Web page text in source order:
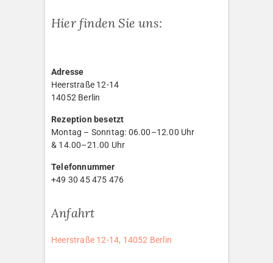
Hier finden Sie uns:
Adresse
Heerstraße 12-14
14052 Berlin
Rezeption besetzt
Montag – Sonntag: 06.00–12.00 Uhr
& 14.00–21.00 Uhr
Telefonnummer
+49 30 45 475 476
Anfahrt
Heerstraße 12-14, 14052 Berlin